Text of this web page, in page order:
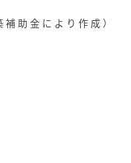
助金により作成）